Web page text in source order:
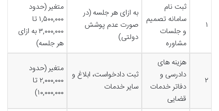
۱
ثبت نام
سامانه تصمیم
و جلسات
مشاوره
به ازای هر جلسه (در
صورت عدم پوشش
دولتی)
متغیر (حدود
۱,۵۰۰,۰۰۰ تا
۳,۰۰۰,۰۰۰ به ازای
هر جلسه)
۲
هزینه های
دادرسی و
دفاتر خدمات
قضایی
ثبت دادخواست، ابلاغ و
سایر خدمات
متغیر (حدود
۲,۰۰۰,۰۰۰ تا
۱۰,۰۰۰,۰۰۰)